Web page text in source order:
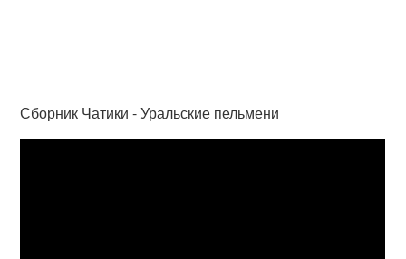
Сборник Чатики - Уральские пельмени